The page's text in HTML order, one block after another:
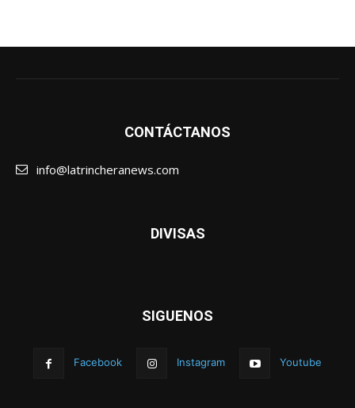
CONTÁCTANOS
info@latrincheranews.com
DIVISAS
SIGUENOS
Facebook Instagram Youtube